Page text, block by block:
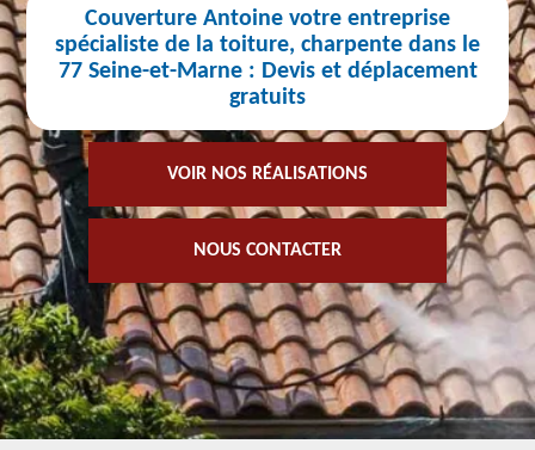
Couverture Antoine votre entreprise
spécialiste de la toiture, charpente dans le
77 Seine-et-Marne : Devis et déplacement
gratuits
VOIR NOS RÉALISATIONS
NOUS CONTACTER